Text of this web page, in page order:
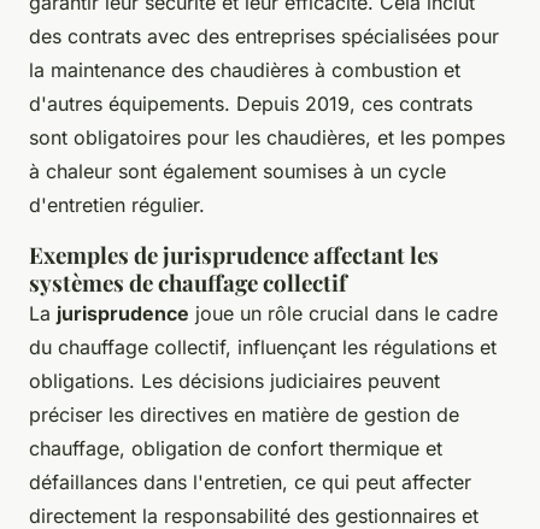
des contrats avec des entreprises spécialisées pour
la maintenance des chaudières à combustion et
d'autres équipements. Depuis 2019, ces contrats
sont obligatoires pour les chaudières, et les pompes
à chaleur sont également soumises à un cycle
d'entretien régulier.
Exemples de jurisprudence affectant les
systèmes de chauffage collectif
La jurisprudence joue un rôle crucial dans le cadre
du chauffage collectif, influençant les régulations et
obligations. Les décisions judiciaires peuvent
préciser les directives en matière de gestion de
chauffage, obligation de confort thermique et
défaillances dans l'entretien, ce qui peut affecter
directement la responsabilité des gestionnaires et